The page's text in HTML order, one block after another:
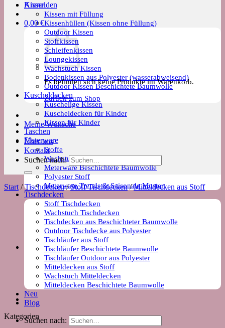
Kissen
Kissen mit Füllung
Kissenhüllen (Kissen ohne Füllung)
Outdoor Kissen
Stoffkissen
Schleifenkissen
Loungekissen
Wachstuch Kissen
Bodenkissen aus Polyester (wasserabweisend)
Outdoor Kissen Beschichtete Baumwolle
Kuscheldecken
Kuschelige Kissen
Kuscheldecken für Kinder
Kissen für Kinder
Taschen
Meterware
Stoffe
Wachstuch Stoff
Meterware Beschichtete Baumwolle
Polyester Stoff
Meterware Trends & Saisonale Muster
Tischdecken
Stoff Tischdecken
Wachstuch Tischdecken
Tischdecken aus Beschichteter Baumwolle
Outdoor Tischdecke aus Polyester
Tischläufer aus Stoff
Tischläufer Beschichtete Baumwolle
Tischläufer Outdoor aus Polyester
Mitteldecken aus Stoff
Wachstuch Mitteldecken
Mitteldecken Beschichtete Baumwolle
Neu
Blog
Suchen nach:
Anmelden
0,00€
Es befinden sich keine Produkte im Warenkorb.
Zurück zum Shop
Meine Wünsche
Über uns
Kontakt
Suchen nach:
Start / Tischdecken / Stoff Tischdecken / Mitteldecken aus Stoff
Kategorien